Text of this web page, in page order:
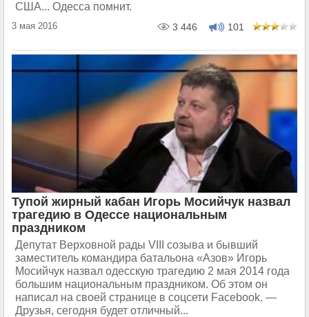
США... Одесса помнит.
3 мая 2016 3 446 101
Тупой жирный кабан Игорь Мосийчук назвал
трагедию в Одессе национальным
праздником
Депутат Верховной рады VIII созыва и бывший
заместитель командира батальона «Азов» Игорь
Мосийчук назвал одесскую трагедию 2 мая 2014 года
большим национальным праздником. Об этом он
написал на своей странице в соцсети Facebook. —
Друзья, сегодня будет отличный...